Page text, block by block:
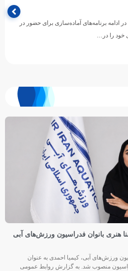
ادامه برنامه‌های آماده‌سازی برای حضور در
هنری بانوان فدراسیون ورزش‌های آبی
ورزش‌های آبی، کیمیا احمدی به عنوان
منصوب شد. به گزارش روابط عمومی